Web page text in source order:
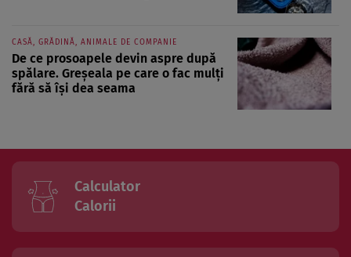
CASĂ, GRĂDINĂ, ANIMALE DE COMPANIE
De ce prosoapele devin aspre după
spălare. Greșeala pe care o fac mulți
fără să își dea seama
Calculator
Calorii